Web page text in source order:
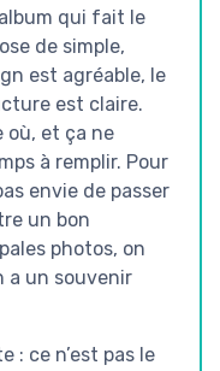
qui fait le
de simple,
est agréable, le
est claire.
où, et ça ne
à remplir. Pour
envie de passer
un bon
photos, on
a un souvenir
: ce n’est pas le